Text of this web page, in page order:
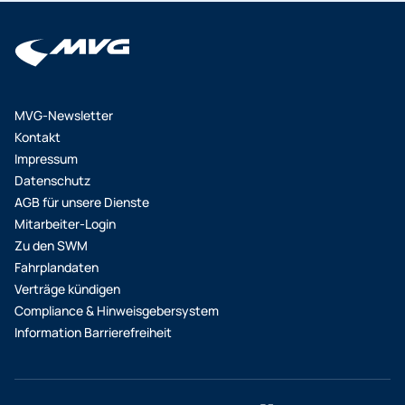
Mitarbeiter*innen ab. Die Gutschrift in Höhe der
Bezuschussung erfolgt z. B. über die
Abrechnung sind nach Absprache möglich. Bitte
beachten Sie, dass die Chipkarte nach und nach
Deutschlandticket Job als HandyTicket bestellt
haben, können sie es sich in unserer App
MVGO anzeigen lassen. Das Deutschlandticket wird
dort als Monatsticket ca. 2-3 Werktage vor
Monatsende bereitgestellt und monatlich
aktualisiert.
MVG-Newsletter
Kontakt
Impressum
Datenschutz
AGB für unsere Dienste
Mitarbeiter-Login
Zu den SWM
Fahrplandaten
Verträge kündigen
Compliance & Hinweisgebersystem
Information Barrierefreiheit